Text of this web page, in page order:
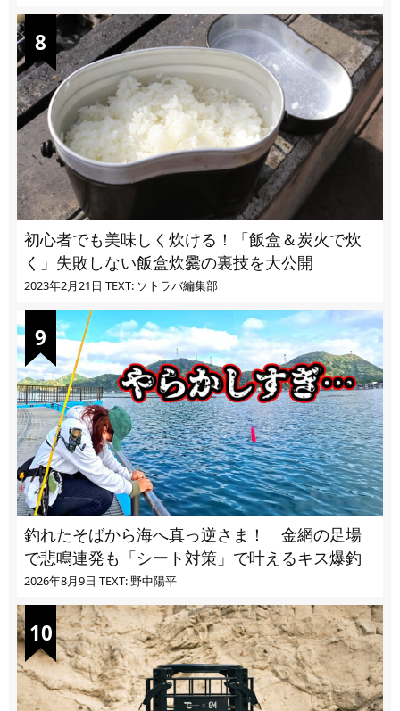
初心者でも美味しく炊ける！「飯盒＆炭火で炊
く」失敗しない飯盒炊爨の裏技を大公開
2023年2月21日 TEXT: ソトラバ編集部
釣れたそばから海へ真っ逆さま！ 金網の足場
で悲鳴連発も「シート対策」で叶えるキス爆釣
2026年8月9日 TEXT: 野中陽平